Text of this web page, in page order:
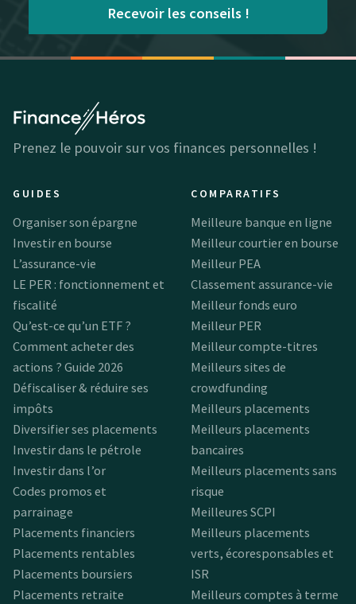
Recevoir les conseils !
Prenez le pouvoir sur vos finances personnelles !
GUIDES
Organiser son épargne
Investir en bourse
L’assurance-vie
LE PER : fonctionnement et
fiscalité
Qu’est-ce qu’un ETF ?
Comment acheter des
actions ? Guide 2026
Défiscaliser & réduire ses
impôts
Diversifier ses placements
Investir dans le pétrole
Investir dans l’or
Codes promos et
parrainage
Placements financiers
Placements rentables
Placements boursiers
Placements retraite
COMPARATIFS
Meilleure banque en ligne
Meilleur courtier en bourse
Meilleur PEA
Classement assurance-vie
Meilleur fonds euro
Meilleur PER
Meilleur compte-titres
Meilleurs sites de
crowdfunding
Meilleurs placements
Meilleurs placements
bancaires
Meilleurs placements sans
risque
Meilleures SCPI
Meilleurs placements
verts, écoresponsables et
ISR
Meilleurs comptes à terme